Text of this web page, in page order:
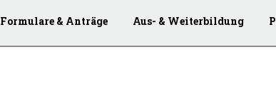
Formulare & Anträge Aus- & Weiterbildung